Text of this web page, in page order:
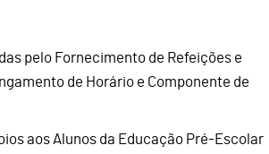
pelo Fornecimento de Refeições e
de Horário e Componente de
aos Alunos da Educação Pré-Escolar